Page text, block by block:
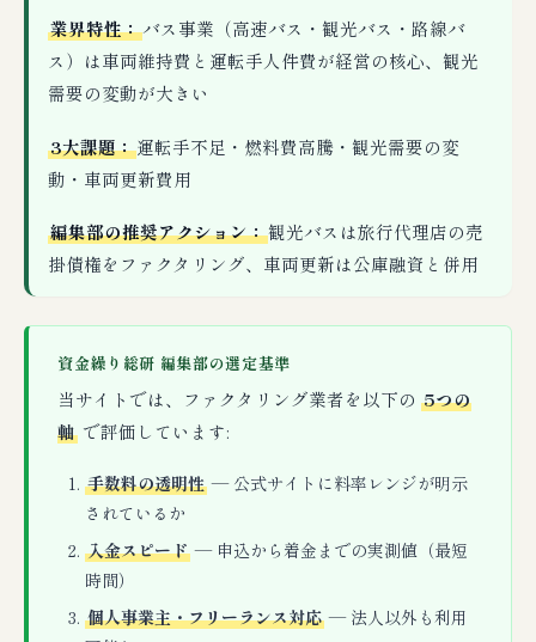
業界特性：バス事業（高速バス・観光バス・路線バ
ス）は車両維持費と運転手人件費が経営の核心、観光
需要の変動が大きい
3大課題：運転手不足・燃料費高騰・観光需要の変
動・車両更新費用
編集部の推奨アクション：観光バスは旅行代理店の売
掛債権をファクタリング、車両更新は公庫融資と併用
資金繰り総研 編集部の選定基準
当サイトでは、ファクタリング業者を以下の5つの
軸 で評価しています:
手数料の透明性— 公式サイトに料率レンジが明示
されているか
入金スピード— 申込から着金までの実測値（最短
時間）
個人事業主・フリーランス対応— 法人以外も利用